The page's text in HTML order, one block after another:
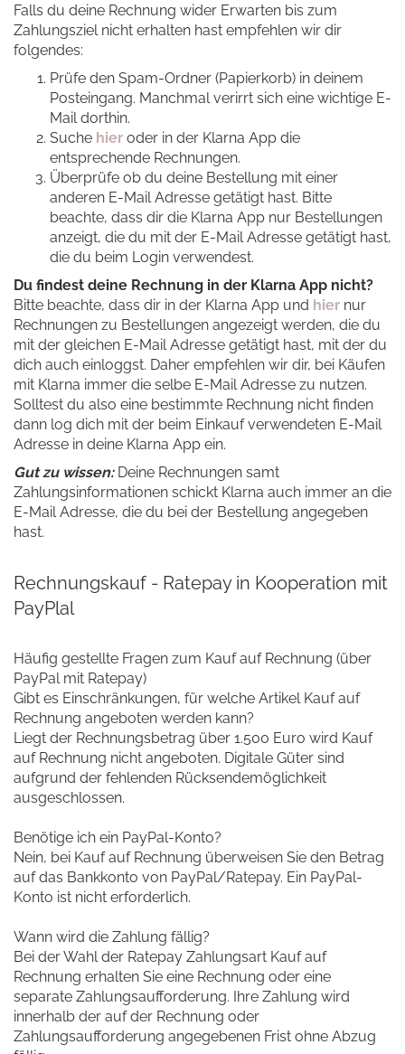
Falls du deine Rechnung wider Erwarten bis zum
Zahlungsziel nicht erhalten hast empfehlen wir dir
folgendes:
Prüfe den Spam-Ordner (Papierkorb) in deinem
Posteingang. Manchmal verirrt sich eine wichtige E-
Mail dorthin.
Suche hier oder in der Klarna App die
entsprechende Rechnungen.
Überprüfe ob du deine Bestellung mit einer
anderen E-Mail Adresse getätigt hast. Bitte
beachte, dass dir die Klarna App nur Bestellungen
anzeigt, die du mit der E-Mail Adresse getätigt hast,
die du beim Login verwendest.
Du findest deine Rechnung in der Klarna App nicht?
Bitte beachte, dass dir in der Klarna App und hier nur
Rechnungen zu Bestellungen angezeigt werden, die du
mit der gleichen E-Mail Adresse getätigt hast, mit der du
dich auch einloggst. Daher empfehlen wir dir, bei Käufen
mit Klarna immer die selbe E-Mail Adresse zu nutzen.
Solltest du also eine bestimmte Rechnung nicht finden
dann log dich mit der beim Einkauf verwendeten E-Mail
Adresse in deine Klarna App ein.
Gut zu wissen:Deine Rechnungen samt
Zahlungsinformationen schickt Klarna auch immer an die
E-Mail Adresse, die du bei der Bestellung angegeben
hast.
Rechnungskauf - Ratepay in Kooperation mit
PayPlal
Häufig gestellte Fragen zum Kauf auf Rechnung (über
PayPal mit Ratepay)
Gibt es Einschränkungen, für welche Artikel Kauf auf
Rechnung angeboten werden kann?
Liegt der Rechnungsbetrag über 1.500 Euro wird Kauf
auf Rechnung nicht angeboten. Digitale Güter sind
aufgrund der fehlenden Rücksendemöglichkeit
ausgeschlossen.
Benötige ich ein PayPal-Konto?
Nein, bei Kauf auf Rechnung überweisen Sie den Betrag
auf das Bankkonto von PayPal/Ratepay. Ein PayPal-
Konto ist nicht erforderlich.
Wann wird die Zahlung fällig?
Bei der Wahl der Ratepay Zahlungsart Kauf auf
Rechnung erhalten Sie eine Rechnung oder eine
separate Zahlungsaufforderung. Ihre Zahlung wird
innerhalb der auf der Rechnung oder
Zahlungsaufforderung angegebenen Frist ohne Abzug